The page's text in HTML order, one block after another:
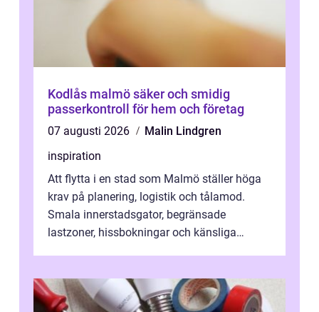
Kodlås malmö säker och smidig
passerkontroll för hem och företag
07 augusti 2026
Malin Lindgren
inspiration
Att flytta i en stad som Malmö ställer höga
krav på planering, logistik och tålamod.
Smala innerstadsgator, begränsade
lastzoner, hissbokningar och känsliga